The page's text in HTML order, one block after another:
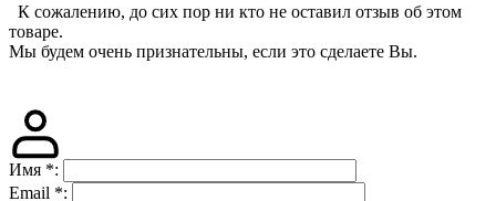
К сожалению, до сих пор ни кто не оставил отзыв об этом
товаре.
Мы будем очень признательны, если это сделаете Вы.
Имя *:
Email *: